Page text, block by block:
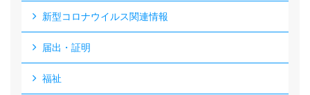
新型コロナウイルス関連情報
届出・証明
福祉